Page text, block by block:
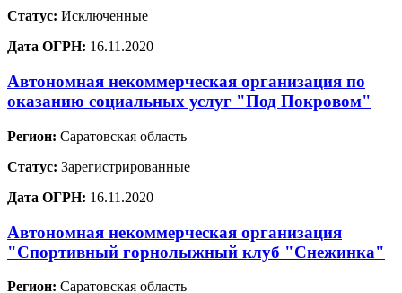
Статус: Исключенные
Дата ОГРН: 16.11.2020
Автономная некоммерческая организация по
оказанию социальных услуг "Под Покровом"
Регион: Саратовская область
Статус: Зарегистрированные
Дата ОГРН: 16.11.2020
Автономная некоммерческая организация
"Спортивный горнолыжный клуб "Снежинка"
Регион: Саратовская область